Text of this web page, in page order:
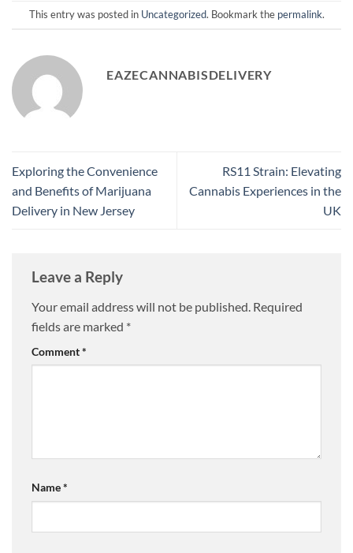
This entry was posted in Uncategorized. Bookmark the permalink.
EAZECANNABISDELIVERY
Exploring the Convenience
and Benefits of Marijuana
Delivery in New Jersey
RS11 Strain: Elevating
Cannabis Experiences in the
UK
Leave a Reply
Your email address will not be published. Required
fields are marked *
Comment*
Name*